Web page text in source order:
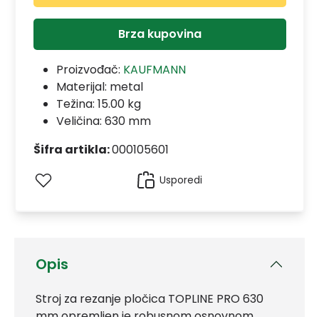
Opis
Stroj za rezanje pločica TOPLINE PRO 630
Brza kupovina
Proizvođač: KAUFMANN
Materijal: metal
Težina: 15.00 kg
Veličina: 630 mm
Šifra artikla:000105601
Usporedi